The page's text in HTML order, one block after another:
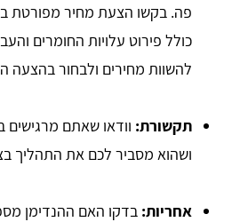
פה. בקשו הצעת מחיר מפורטת
כולל פירוט עלויות החומרים
להשוות מחירים ולבחור בהצעה
תקשורת: וודאו שאתם
ושהוא מסביר לכם את התהליך
אחריות: בדקו האם ההנדימן